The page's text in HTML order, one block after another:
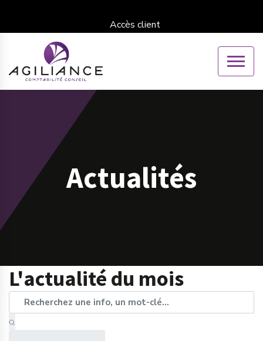
Accès client
Actualités
L'actualité du mois